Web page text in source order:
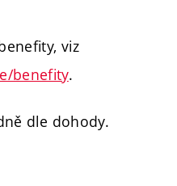
viz
benefity.
dle dohody.